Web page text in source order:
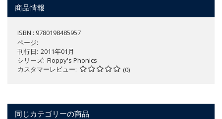
商品情報
ISBN : 9780198485957
ページ
刊行日 2011年01月
シリーズ Floppy's Phonics
カスタマーレビュー
(0)
同じカテゴリーの商品